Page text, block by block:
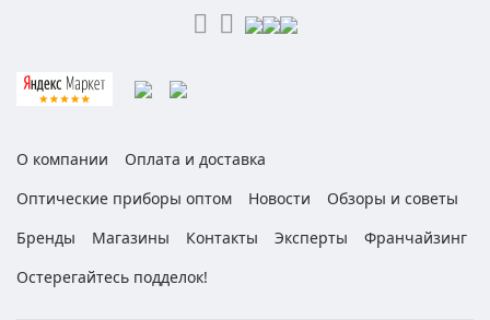
О компании
Оплата и доставка
Оптические приборы оптом
Новости
Обзоры и советы
Бренды
Магазины Контакты Эксперты
Франчайзинг
Остерегайтесь подделок!